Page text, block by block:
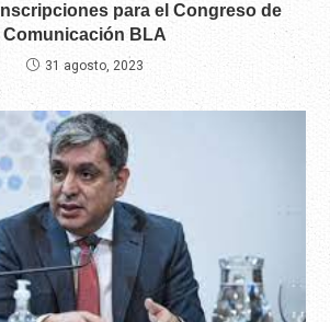
para el Congreso de
Comunicación BLA
31 agosto, 2023